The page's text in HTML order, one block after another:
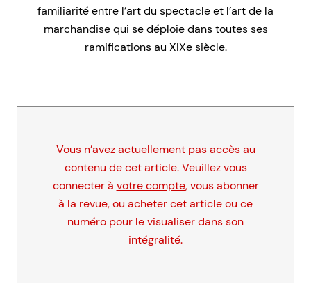
familiarité entre l’art du spectacle et l’art de la
marchandise qui se déploie dans toutes ses
ramifications au XIXe siècle.
Vous n’avez actuellement pas accès au
contenu de cet article. Veuillez vous
connecter à votre compte, vous abonner
à la revue, ou acheter cet article ou ce
numéro pour le visualiser dans son
intégralité.